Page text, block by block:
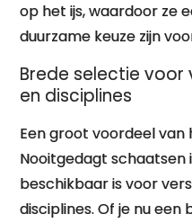
op het ijs, waardoor ze
duurzame keuze zijn
Brede selectie voor
en disciplines
Een groot voordeel van
Nooitgedagt schaatsen
beschikbaar is voor
disciplines. Of je nu